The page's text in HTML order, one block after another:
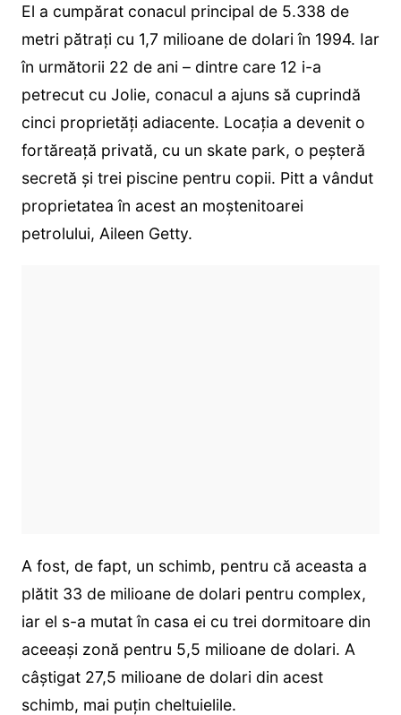
El a cumpărat conacul principal de 5.338 de
metri pătrați cu 1,7 milioane de dolari în 1994. Iar
în următorii 22 de ani – dintre care 12 i-a
petrecut cu Jolie, conacul a ajuns să cuprindă
cinci proprietăți adiacente. Locația a devenit o
fortăreață privată, cu un skate park, o peșteră
secretă și trei piscine pentru copii. Pitt a vândut
proprietatea în acest an moștenitoarei
petrolului, Aileen Getty.
A fost, de fapt, un schimb, pentru că aceasta a
plătit 33 de milioane de dolari pentru complex,
iar el s-a mutat în casa ei cu trei dormitoare din
aceeași zonă pentru 5,5 milioane de dolari. A
câștigat 27,5 milioane de dolari din acest
schimb, mai puțin cheltuielile.